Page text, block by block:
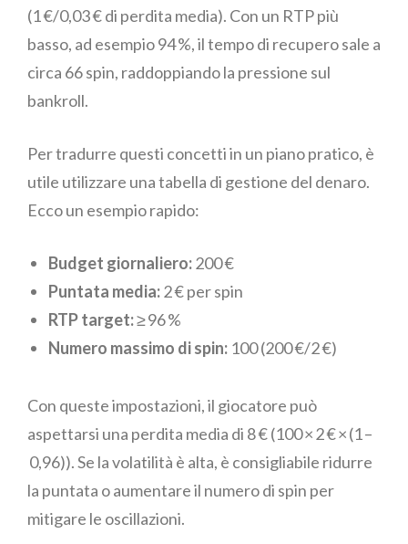
(1 €/0,03 € di perdita media). Con un RTP più
basso, ad esempio 94 %, il tempo di recupero sale a
circa 66 spin, raddoppiando la pressione sul
bankroll.
Per tradurre questi concetti in un piano pratico, è
utile utilizzare una tabella di gestione del denaro.
Ecco un esempio rapido:
Budget giornaliero:200 €
Puntata media:2 € per spin
RTP target:≥ 96 %
Numero massimo di spin:100 (200 €/2 €)
Con queste impostazioni, il giocatore può
aspettarsi una perdita media di 8 € (100 × 2 € × (1 –
0,96)). Se la volatilità è alta, è consigliabile ridurre
la puntata o aumentare il numero di spin per
mitigare le oscillazioni.